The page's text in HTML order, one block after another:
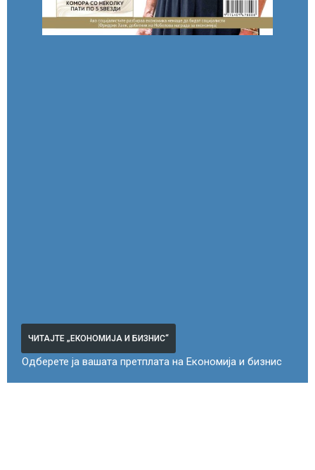
ЧИТАЈТЕ „ЕКОНОМИЈА И БИЗНИС“
Одберете ја вашата претплата на Економија и бизнис